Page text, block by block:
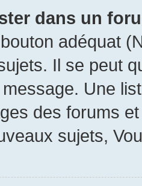
dans un
adéquat
Il se peut
Une
des forums
sujets,